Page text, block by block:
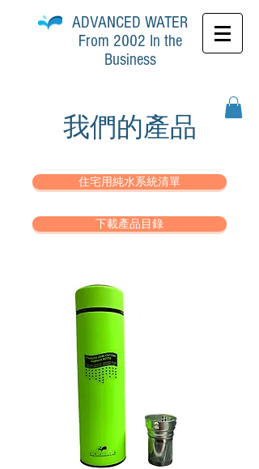
ADVANCED WATER
From 2002 In the
Business
我們的產品
住宅用純水系統清單
下載產品目錄